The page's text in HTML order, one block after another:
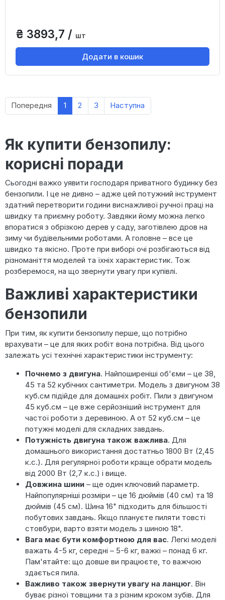
₴ 3893,7 / шт
Додати в кошик
Попередня 1 2 3 Наступна
Як купити бензопилу:
корисні поради
Сьогодні важко уявити господаря приватного будинку без
бензопили. І це не дивно – адже цей потужний інструмент
здатний перетворити години виснажливої ручної праці на
швидку та приємну роботу. Завдяки йому можна легко
впоратися з обрізкою дерев у саду, заготівлею дров на
зиму чи будівельними роботами. А головне – все це
швидко та якісно. Проте при виборі очі розбігаються від
різноманіття моделей та їхніх характеристик. Тож
розберемося, на що звернути увагу при купівлі.
Важливі характеристики
бензопили
При тим, як купити бензопилу перше, що потрібно
врахувати – це для яких робіт вона потрібна. Від цього
залежать усі технічні характеристики інструменту:
Почнемо з двигуна. Найпоширеніші об'єми – це 38,
45 та 52 кубічних сантиметри. Модель з двигуном 38
куб.см підійде для домашніх робіт. Пили з двигуном
45 куб.см – це вже серйозніший інструмент для
частої роботи з деревиною. А от 52 куб.см – це
потужні моделі для складних завдань.
Потужність двигуна також важлива. Для
домашнього використання достатньо 1800 Вт (2,45
к.с.). Для регулярної роботи краще обрати модель
від 2000 Вт (2,7 к.с.) і вище.
Довжина шини – ще один ключовий параметр.
Найпопулярніші розміри – це 16 дюймів (40 см) та 18
дюймів (45 см). Шина 16" підходить для більшості
побутових завдань. Якщо плануєте пиляти товсті
стовбури, варто взяти модель з шиною 18".
Вага має бути комфортною для вас. Легкі моделі
важать 4-5 кг, середні – 5-6 кг, важкі – понад 6 кг.
Пам'ятайте: що довше ви працюєте, то важчою
здається пила.
Важливо також звернути увагу на ланцюг. Він
буває різної товщини та з різним кроком зубів. Для